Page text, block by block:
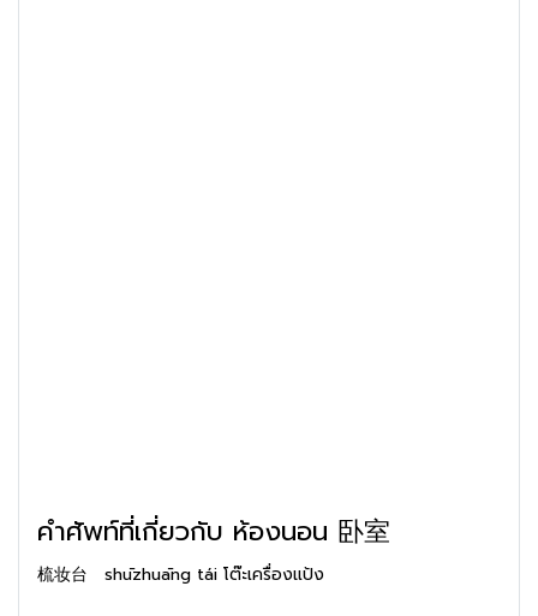
คำศัพท์ที่เกี่ยวกับ ห้องนอน 卧室
梳妆台 shūzhuāng tái โต๊ะเครื่องแป้ง